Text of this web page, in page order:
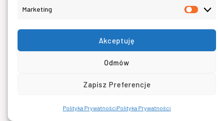
Marketing
Akceptuję
Odmów
Zapisz Preferencje
Polityka PrywatnościPolityka Prywatności
📧 E-mail (wymagany):